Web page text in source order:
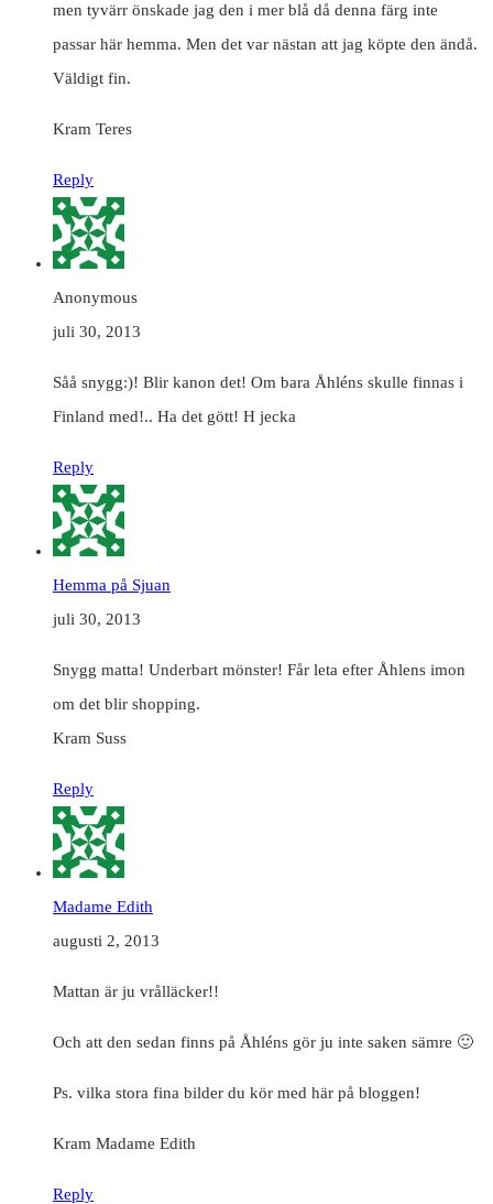
men tyvärr önskade jag den i mer blå då denna färg inte
passar här hemma. Men det var nästan att jag köpte den ändå.
Väldigt fin.
Kram Teres
Reply
Anonymous
juli 30, 2013
Såå snygg:)! Blir kanon det! Om bara Åhléns skulle finnas i
Finland med!.. Ha det gött! H jecka
Reply
Hemma på Sjuan
juli 30, 2013
Snygg matta! Underbart mönster! Får leta efter Åhlens imon
om det blir shopping.
Kram Suss
Reply
Madame Edith
augusti 2, 2013
Mattan är ju vrålläcker!!
Och att den sedan finns på Åhléns gör ju inte saken sämre 🙂
Ps. vilka stora fina bilder du kör med här på bloggen!
Kram Madame Edith
Reply